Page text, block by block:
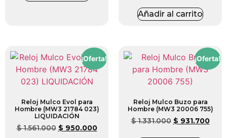
Añadir al carrito
¡Oferta!
Reloj Mulco Evol para
Hombre (MW3 21784 023)
LIQUIDACIÓN
$1.561.000 $ 950.000
¡Oferta!
Reloj Mulco Buzo para
Hombre (MW3 20006 755)
$1.331.000 $ 931.700